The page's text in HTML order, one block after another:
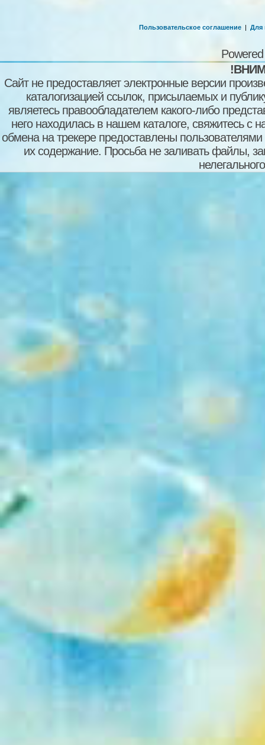
Пользовательское соглашение | Для
Сайт не предоставляет электронные версии
каталогизацией ссылок, присылаемых и
являетесь правообладателем какого-либо
него находилась в нашем каталоге, свяжитесь
обмена на трекере предоставлены пользователями
их содержание. Просьба не заливать файлы,